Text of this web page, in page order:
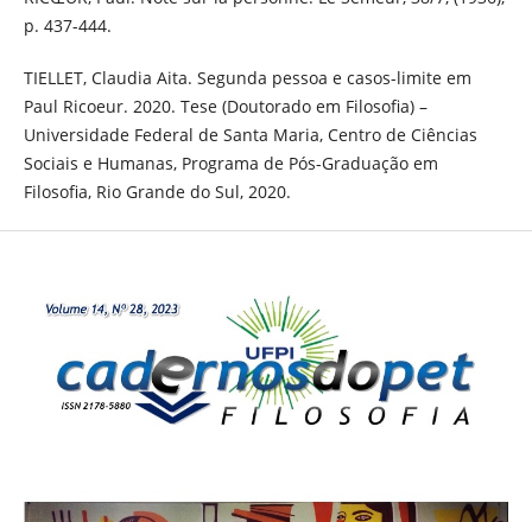
p. 437-444.
TIELLET, Claudia Aita. Segunda pessoa e casos-limite em
Paul Ricoeur. 2020. Tese (Doutorado em Filosofia) –
Universidade Federal de Santa Maria, Centro de Ciências
Sociais e Humanas, Programa de Pós-Graduação em
Filosofia, Rio Grande do Sul, 2020.